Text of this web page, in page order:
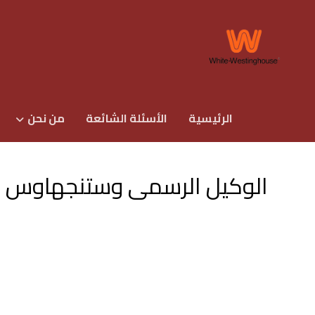
الرئيسية الأسئلة الشائعة من نحن
الوكيل الرسمى وستنجهاوس